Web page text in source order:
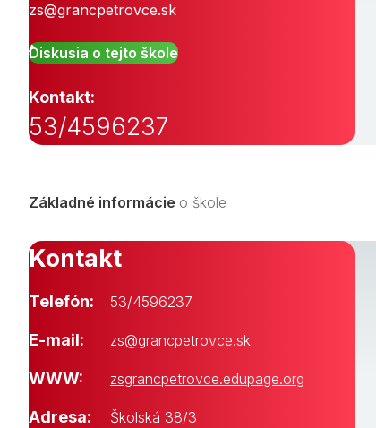
zs@grancpetrovce.sk
Diskusia o tejto škole
Kontakt:
53/4596237
Základné informácie o škole
Kontakt
Telefón: 53/4596237
E-mail: zs@grancpetrovce.sk
WWW: zsgrancpetrovce.edupage.org
Adresa:
Školská 38/3